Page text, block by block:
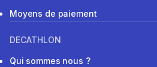
Moyens de paiement
DECATHLON
Qui sommes nous ?